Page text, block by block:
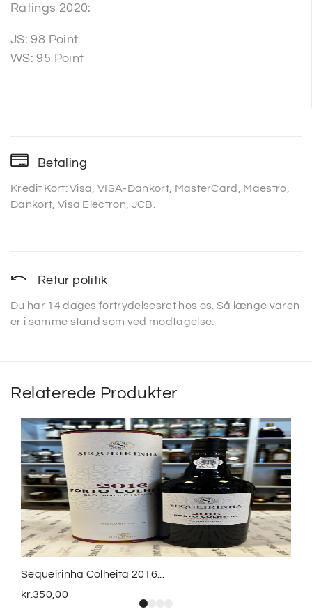
Ratings 2020:
JS: 98 Point
WS: 95 Point
Betaling
Kredit Kort: Visa, VISA-Dankort, MasterCard, Maestro,
Dankort, Visa Electron, JCB.
Retur politik
Du har 14 dages fortrydelsesret hos os. Så længe varen
er i samme stand som ved modtagelse.
Relaterede Produkter
Sequeirinha Colheita 2016...
kr.350,00